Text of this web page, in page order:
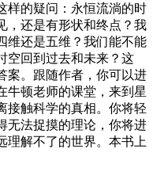
样的疑问：永恒流淌的时
，还是有形状和终点？我
维还是五维？我们能不能
空回到过去和未来？这
案。跟随作者，你可以进
牛顿老师的课堂，来到星
触科学的真相。你将轻
无法捉摸的理论，你将进
理解不了的世界。本书上